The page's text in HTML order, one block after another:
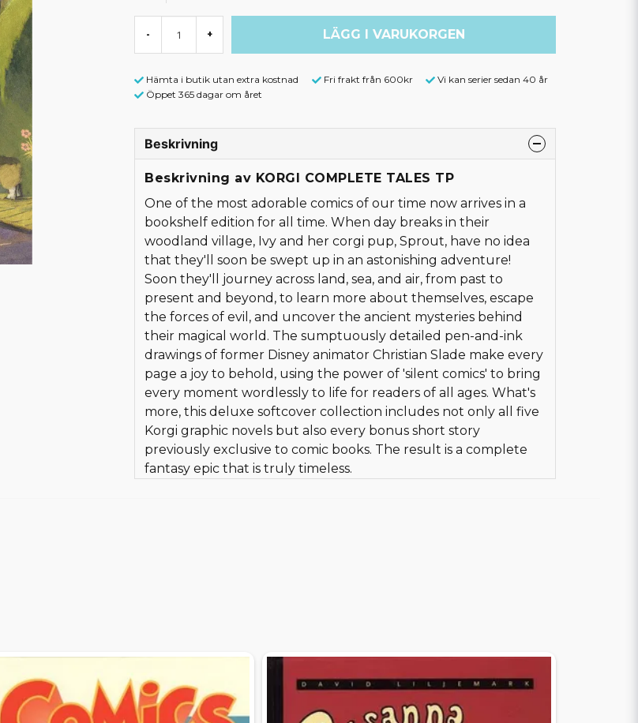
- + LÄGG I VARUKORGEN
Hämta i butik utan extra kostnad Fri frakt från 600kr
Vi kan serier sedan 40 år
Öppet 365 dagar om året
Beskrivning
Beskrivning av KORGI COMPLETE TALES TP
One of the most adorable comics of our time now arrives in a
bookshelf edition for all time. When day breaks in their
woodland village, Ivy and her corgi pup, Sprout, have no idea
that they'll soon be swept up in an astonishing adventure!
Soon they'll journey across land, sea, and air, from past to
present and beyond, to learn more about themselves, escape
the forces of evil, and uncover the ancient mysteries behind
their magical world. The sumptuously detailed pen-and-ink
drawings of former Disney animator Christian Slade make every
page a joy to behold, using the power of 'silent comics' to bring
every moment wordlessly to life for readers of all ages. What's
more, this deluxe softcover collection includes not only all five
Korgi graphic novels but also every bonus short story
previously exclusive to comic books. The result is a complete
fantasy epic that is truly timeless.